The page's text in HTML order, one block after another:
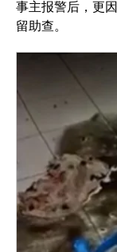
事主报警后，更
留助查。